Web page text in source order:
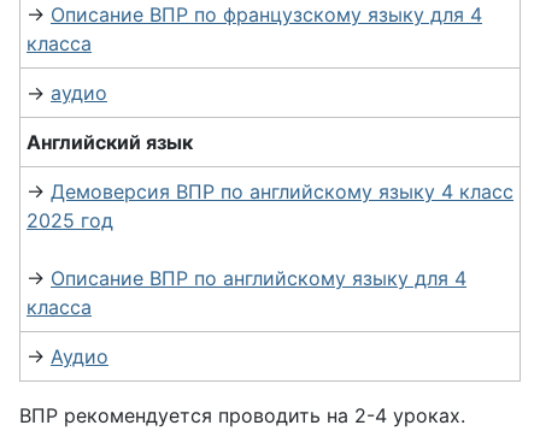
→ Описание ВПР по французскому языку для 4
класса
→ аудио
Английский язык
→ Демоверсия ВПР по английскому языку 4 класс
2025 год
→ Описание ВПР по английскому языку для 4
класса
→ Аудио
ВПР рекомендуется проводить на 2-4 уроках.